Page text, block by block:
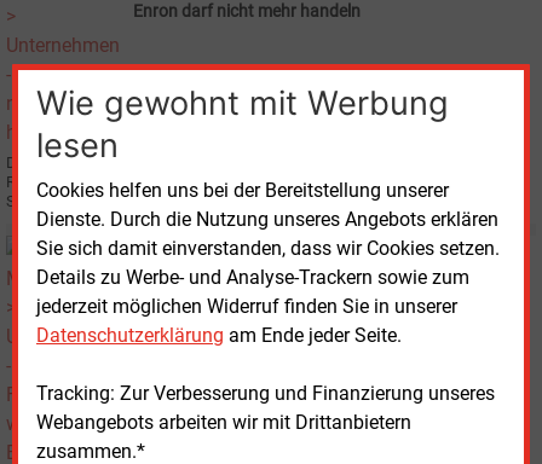
Wie gewohnt mit Werbung
lesen
Cookies helfen uns bei der Bereitstellung unserer
Dienste. Durch die Nutzung unseres Angebots erklären
Sie sich damit einverstanden, dass wir Cookies setzen.
Details zu Werbe- und Analyse-Trackern sowie zum
jederzeit möglichen Widerruf finden Sie in unserer
Datenschutzerklärung am Ende jeder Seite.
Tracking: Zur Verbesserung und Finanzierung unseres
Webangebots arbeiten wir mit Drittanbietern
zusammen.*
Enron darf nicht mehr handeln
Die amerikanische Energie-Regulierungsbehörde FERC (Federal Energy
Regulatory Commission) hat dem US-Energiehändler Enron die Lizenz als
Strom- und Gashändler entzogen.
Freitag, 1.11.2002, 08:29
E&M UNTERNEHMEN
Ex-Enron-Finanzchef wegen Betrugs angeklagt